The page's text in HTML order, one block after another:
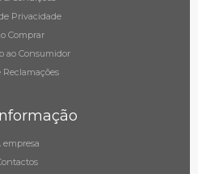
Privacidade
Comprar
ao Consumidor
Reclamações
empresa